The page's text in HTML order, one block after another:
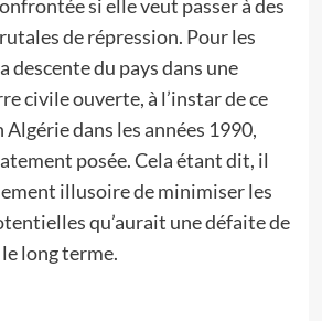
si elle veut passer à des
de répression. Pour les
descente du pays dans une
civile ouverte, à l’instar de ce
Algérie dans les années 1990,
posée. Cela étant dit, il
illusoire de minimiser les
qu’aurait une défaite de
long terme.